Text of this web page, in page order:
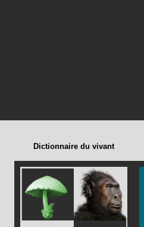
Dictionnaire du vivant